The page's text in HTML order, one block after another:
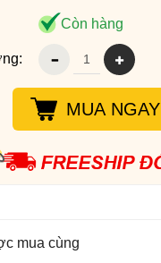
Còn hàng
MUA NGAY
mua cùng